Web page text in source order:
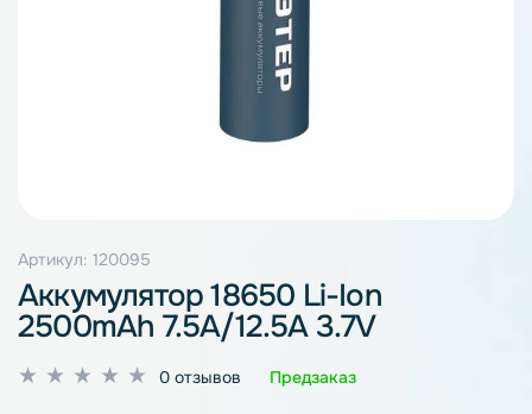
Артикул: 120095
Аккумулятор 18650 Li-Ion
2500mAh 7.5A/12.5A 3.7V
Оценка
0 отзывов Предзаказ